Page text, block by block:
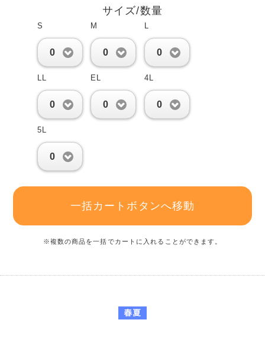
サイズ/数量
S
0
M
0
L
0
LL
0
EL
0
4L
0
5L
0
一括カートボタンへ移動
※複数の商品を一括でカートに入れることができます。